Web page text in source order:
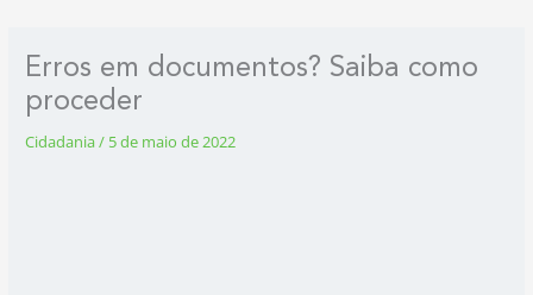
Erros em documentos? Saiba como
proceder
Cidadania/ 5 de maio de 2022